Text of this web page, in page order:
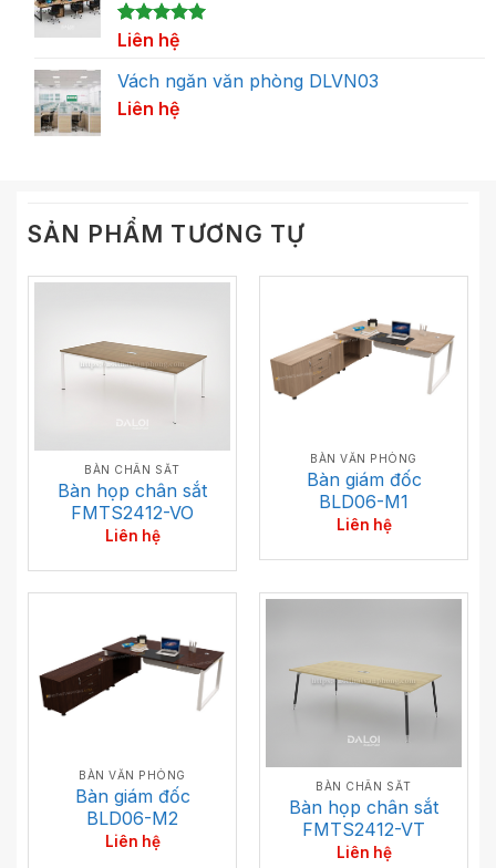
5.00trên 5
dựa trên
1
đánh giá
Liên hệ
Vách ngăn văn phòng DLVN03
Liên hệ
SẢN PHẨM TƯƠNG TỰ
BÀN CHÂN SẮT
Bàn họp chân sắt
FMTS2412-VO
Liên hệ
BÀN VĂN PHÒNG
Bàn giám đốc
BLD06-M1
Liên hệ
BÀN VĂN PHÒNG
Bàn giám đốc
BLD06-M2
Liên hệ
BÀN CHÂN SẮT
Bàn họp chân sắt
FMTS2412-VT
Liên hệ